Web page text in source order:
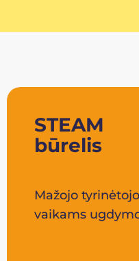
STEAM
būrelis
Mažojo
vaikams